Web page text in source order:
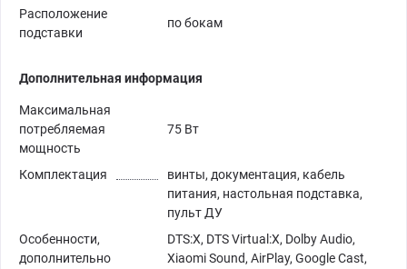
Расположение
подставки
по бокам
Дополнительная информация
Максимальная
потребляемая
мощность
75 Вт
Комплектация
винты, документация, кабель
питания, настольная подставка,
пульт ДУ
Особенности,
дополнительно
DTS:X, DTS Virtual:X, Dolby Audio,
Xiaomi Sound, AirPlay, Google Cast,